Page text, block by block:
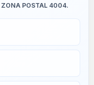
ZONA POSTAL 4004.